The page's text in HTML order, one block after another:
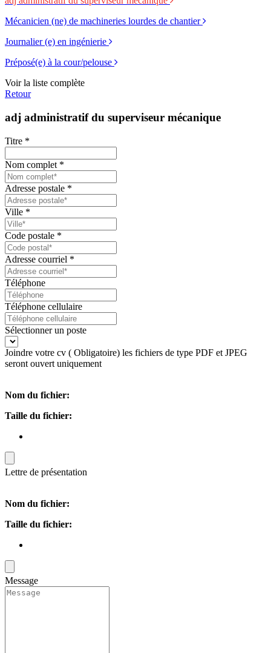
Mécanicien (ne) de machineries lourdes de chantier
Journalier (e) en ingénierie
Préposé(e) à la cour/pelouse
Voir la liste complète
Retour
adj administratif du superviseur mécanique
Titre *
Nom complet *
Adresse postale *
Ville *
Code postale *
Adresse courriel *
Téléphone
Téléphone cellulaire
Sélectionner un poste
Joindre votre cv ( Obligatoire) les fichiers de type PDF et JPEG
seront ouvert uniquement
Nom du fichier:
Taille du fichier:
Lettre de présentation
Nom du fichier:
Taille du fichier:
Message